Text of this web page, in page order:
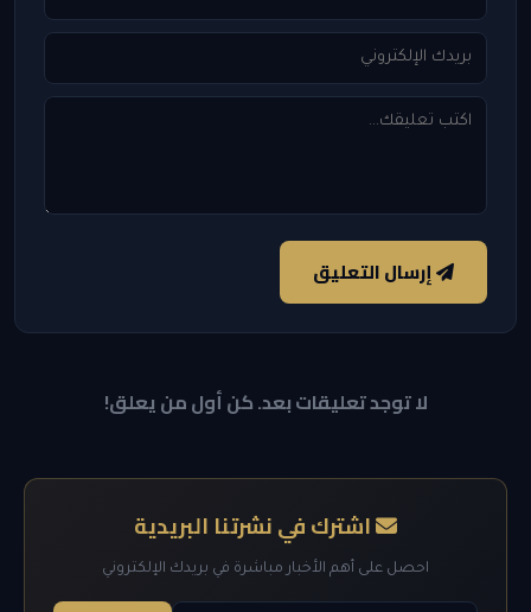
إرسال التعليق
لا توجد تعليقات بعد. كن أول من يعلق!
اشترك في نشرتنا البريدية
احصل على أهم الأخبار مباشرة في بريدك الإلكتروني